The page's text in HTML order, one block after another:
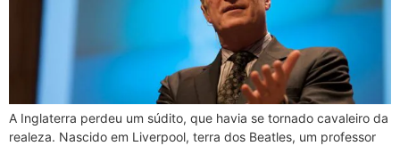
A Inglaterra perdeu um súdito, que havia se tornado cavaleiro da
realeza. Nascido em Liverpool, terra dos Beatles, um professor